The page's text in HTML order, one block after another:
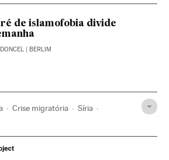
de islamofobia divide
| BERLIM
Crise migratória Síria
humanitária